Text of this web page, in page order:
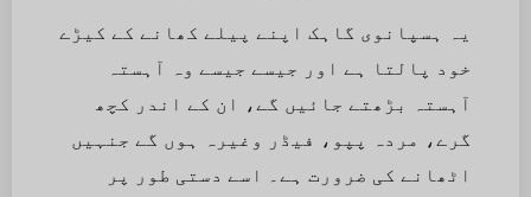
یہ ہسپانوی گاہک اپنے پیلے کھانے کے کیڑے
خود پالتا ہے اور جیسے جیسے وہ آہستہ
آہستہ بڑھتے جائیں گے، ان کے اندر کچھ
گرے، مردہ پپو، فیڈر وغیرہ ہوں گے جنہیں
اٹھانے کی ضرورت ہے۔ اسے دستی طور پر